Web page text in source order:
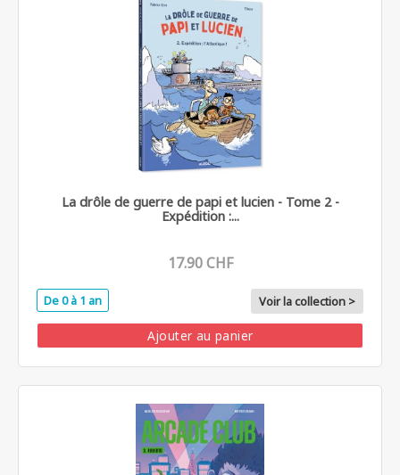
La drôle de guerre de papi et lucien - Tome 2 -
Expédition :...
17.90 CHF
De 0 à 1 an Voir la collection >
Ajouter au panier